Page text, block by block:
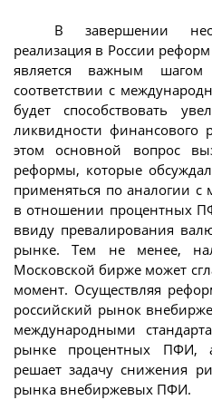
В завершении
реализация в России
является важным
соответствии с
будет способствовать
ликвидности
этом основной вопрос
реформы, которые
применяться по аналогии
в отношении процентных
ввиду превалирования
рынке. Тем не менее,
Московской бирже может
момент. Осуществляя
российский рынок
международными
рынке процентных
решает задачу снижения
рынка внебиржевых ПФИ.